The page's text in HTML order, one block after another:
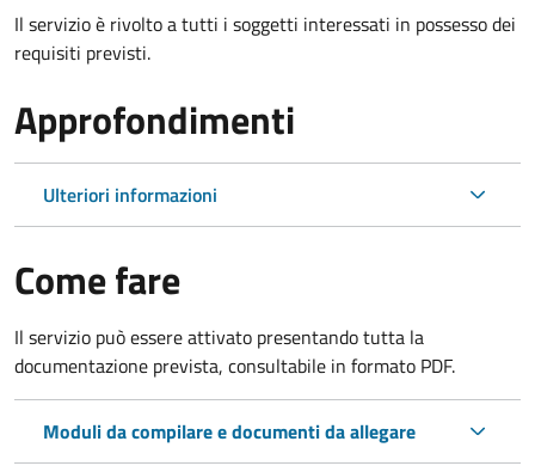
Il servizio è rivolto a tutti i soggetti interessati in possesso dei
requisiti previsti.
Approfondimenti
Ulteriori informazioni
Come fare
Il servizio può essere attivato presentando tutta la
documentazione prevista, consultabile in formato PDF.
Moduli da compilare e documenti da allegare